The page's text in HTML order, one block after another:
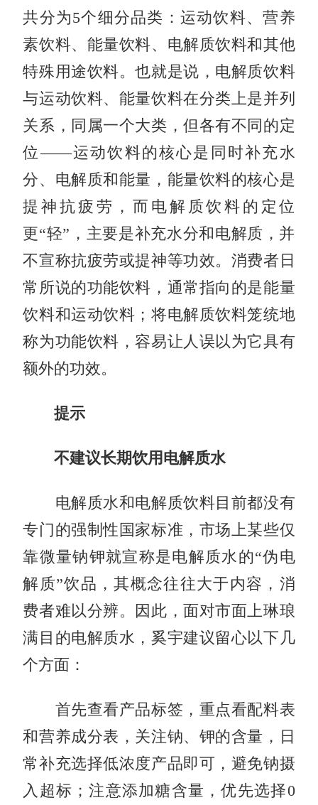
共分为5个细分品类：运动饮料、营养
素饮料、能量饮料、电解质饮料和其他
特殊用途饮料。也就是说，电解质饮料
与运动饮料、能量饮料在分类上是并列
关系，同属一个大类，但各有不同的定
位——运动饮料的核心是同时补充水
分、电解质和能量，能量饮料的核心是
提神抗疲劳，而电解质饮料的定位
更“轻”，主要是补充水分和电解质，并
不宣称抗疲劳或提神等功效。消费者日
常所说的功能饮料，通常指向的是能量
饮料和运动饮料；将电解质饮料笼统地
称为功能饮料，容易让人误以为它具有
额外的功效。
提示
不建议长期饮用电解质水
电解质水和电解质饮料目前都没有
专门的强制性国家标准，市场上某些仅
靠微量钠钾就宣称是电解质水的“伪电
解质”饮品，其概念往往大于内容，消
费者难以分辨。因此，面对市面上琳琅
满目的电解质水，奚宇建议留心以下几
个方面：
首先查看产品标签，重点看配料表
和营养成分表，关注钠、钾的含量，日
常补充选择低浓度产品即可，避免钠摄
入超标；注意添加糖含量，优先选择0